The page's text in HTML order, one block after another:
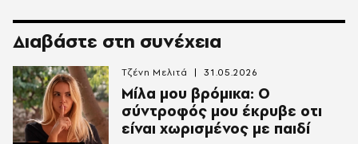
Διαβάστε στη συνέχεια
Μίλα μου βρόμικα: Ο
σύντροφός μου έκρυβε οτι
είναι χωρισμένος με παιδί
Τζένη Μελιτά 31.05.2026